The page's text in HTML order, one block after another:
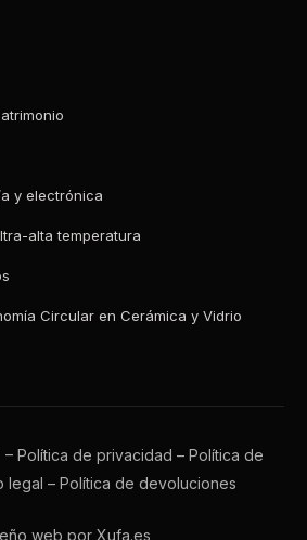
y electrónica
alta temperatura
Circular en Cerámica y Vidrio
– Política de privacidad – Política de
legal – Política de devoluciones
web por Xufa.es